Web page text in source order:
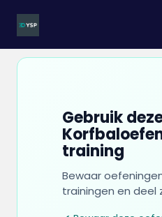
Gebruik
training
Bewaar
trainingen en